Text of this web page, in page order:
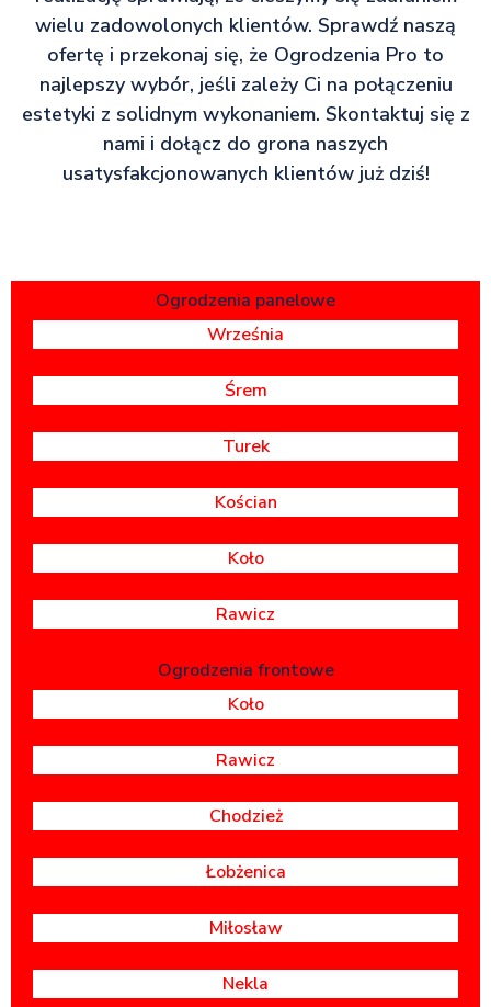
wielu zadowolonych klientów. Sprawdź naszą
ofertę i przekonaj się, że Ogrodzenia Pro to
najlepszy wybór, jeśli zależy Ci na połączeniu
estetyki z solidnym wykonaniem. Skontaktuj się z
nami i dołącz do grona naszych
usatysfakcjonowanych klientów już dziś!
Ogrodzenia panelowe
Września
Śrem
Turek
Kościan
Koło
Rawicz
Ogrodzenia frontowe
Koło
Rawicz
Chodzież
Łobżenica
Miłosław
Nekla